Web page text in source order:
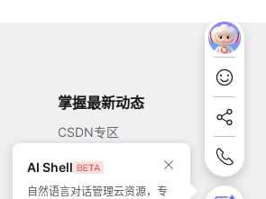
AI Shell
自然语言对话管理云资源，专
掌握最新动态
CSDN专区
知乎
开源中国